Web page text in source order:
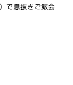
で息抜きご飯会